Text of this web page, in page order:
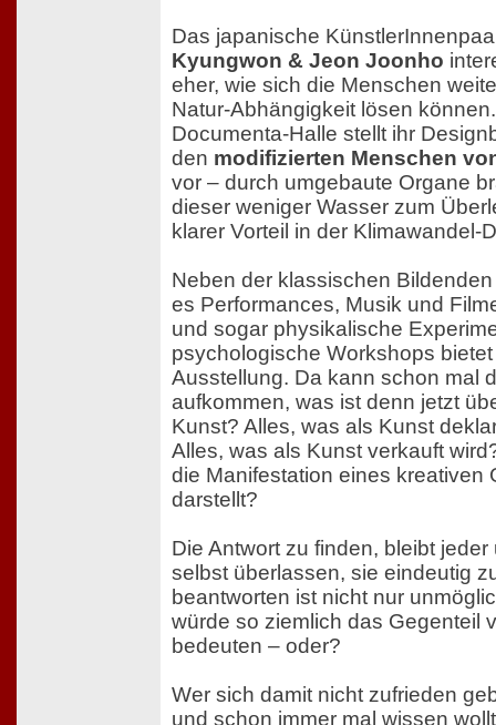
Das japanische
Kyungwon & Jeon Joonho
eher, wie sich die Menschen
Natur-Abhängigkeit lösen
Documenta-Halle stellt ihr
den modifizierten Menschen
vor – durch umgebaute Organe
dieser weniger Wasser zum
klarer Vorteil in der Klimawandel-
Neben der klassischen
es Performances, Musik und
und sogar physikalische
psychologische Workshops
Ausstellung. Da kann schon mal
aufkommen, was ist denn jetzt
Kunst? Alles, was als Kunst
Alles, was als Kunst verkauft
die Manifestation eines kreativen
darstellt?
Die Antwort zu finden, bleibt jeder
selbst überlassen, sie eindeutig
beantworten ist nicht nur
würde so ziemlich das Gegenteil
bedeuten – oder?
Wer sich damit nicht zufrieden
und schon immer mal wissen